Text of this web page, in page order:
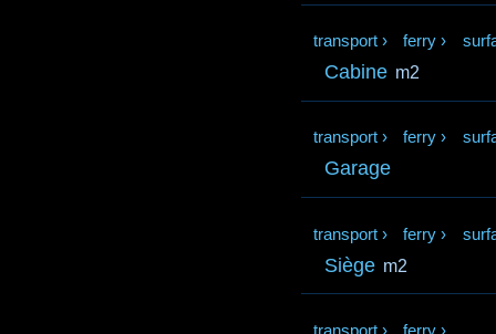
transport › ferry ›
Cabine m2
transport › ferry ›
Garage
transport › ferry ›
Siège m2
transport › ferry ›